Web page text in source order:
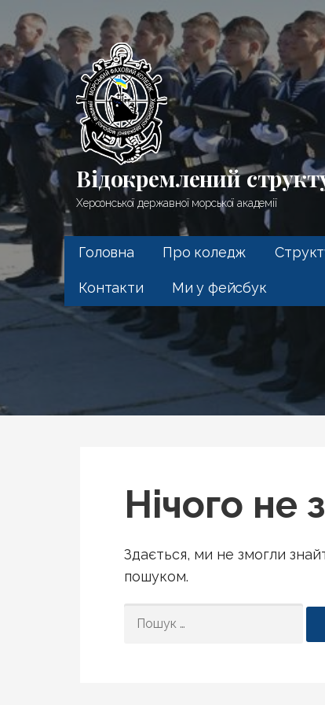
до
вмісту
Відокремлений
Херсонської державної морської академії
Головна Про коледж
Контакти Ми у фейсбук
Нічого не
Здається, ми не змогли
пошуком.